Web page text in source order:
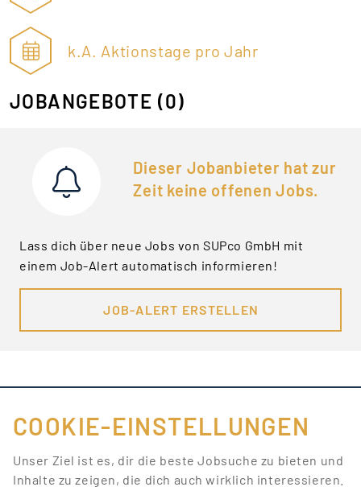
k.A. Aktionstage pro Jahr
JOBANGEBOTE (0)
Dieser Jobanbieter hat zur
Zeit keine offenen Jobs.
Lass dich über neue Jobs von SUPco GmbH mit
einem Job-Alert automatisch informieren!
JOB-ALERT ERSTELLEN
FÜR JOBANBIETER
LINKS
COOKIE-EINSTELLUNGEN
Unser Ziel ist es, dir die beste Jobsuche zu bieten und
Inhalte zu zeigen, die dich auch wirklich interessieren.